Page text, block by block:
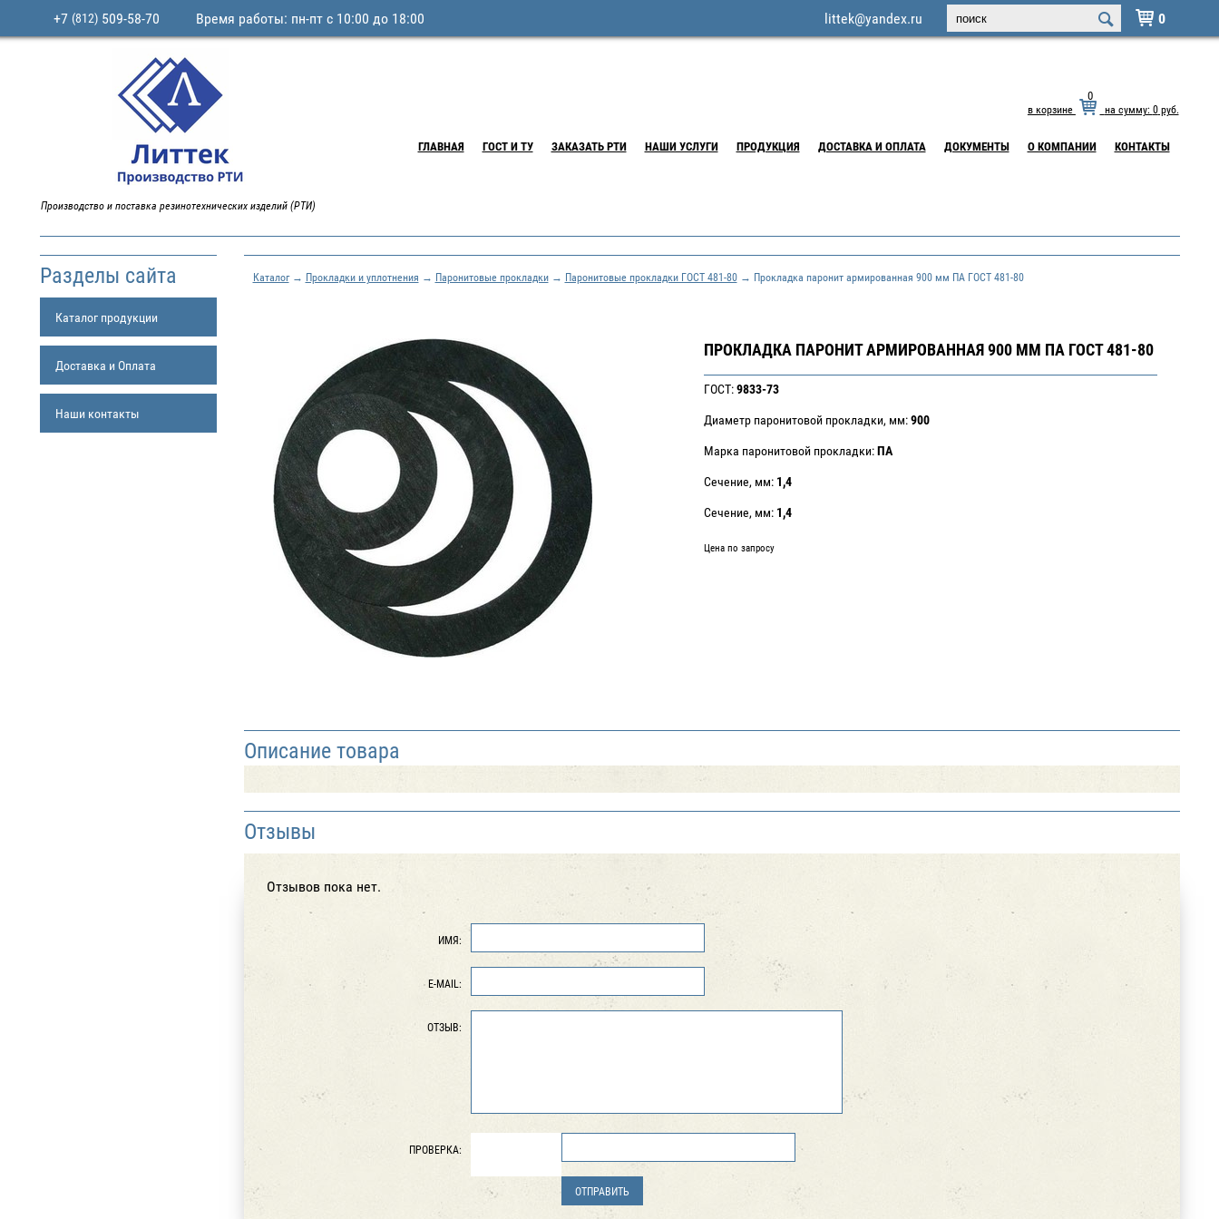
 0
+7 (812)509-58-70 Время работы: пн-пт с 10:00 до 18:00 littek@yandex.ru
Производство и поставка резинотехнических изделий (РТИ)
в корзине
0
на сумму: 0руб.
ГЛАВНАЯ ГОСТ И ТУ ЗАКАЗАТЬ РТИ НАШИ УСЛУГИ ПРОДУКЦИЯ ДОСТАВКА И ОПЛАТА ДОКУМЕНТЫ О КОМПАНИИ КОНТАКТЫ
Разделы сайта
Каталог продукции
Доставка и Оплата
Наши контакты
Каталог→ Прокладки и уплотнения → Паронитовые прокладки→ Паронитовые прокладки ГОСТ 481-80→ Прокладка паронит армированная 900 мм ПА ГОСТ 481-80
ПРОКЛАДКА ПАРОНИТ АРМИРОВАННАЯ 900 ММ ПА ГОСТ 481-80
ГОСТ:9833-73
Диаметр паронитовой прокладки, мм:900
Марка паронитовой прокладки:ПА
Сечение, мм: 1,4
Сечение, мм: 1,4
Цена по запросу
Описание товара
Отзывы
Отзывов пока нет.
ИМЯ:
E-MAIL:
ОТЗЫВ:
ПРОВЕРКА: